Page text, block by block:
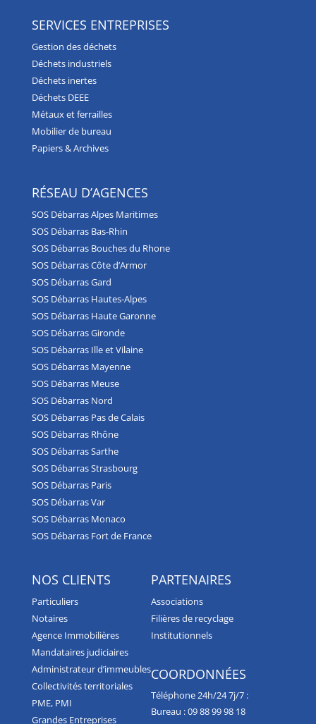
SERVICES ENTREPRISES
Gestion des déchets
Déchets industriels
Déchets inertes
Déchets DEEE
Métaux et ferrailles
Mobilier de bureau
Papiers & Archives
RÉSEAU D’AGENCES
SOS Débarras Alpes Maritimes
SOS Débarras Bas-Rhin
SOS Débarras Bouches du Rhone
SOS Débarras Côte d’Armor
SOS Débarras Gard
SOS Débarras Hautes-Alpes
SOS Débarras Haute Garonne
SOS Débarras Gironde
SOS Débarras Ille et Vilaine
SOS Débarras Mayenne
SOS Débarras Meuse
SOS Débarras Nord
SOS Débarras Pas de Calais
SOS Débarras Rhône
SOS Débarras Sarthe
SOS Débarras Strasbourg
SOS Débarras Paris
SOS Débarras Var
SOS Débarras Monaco
SOS Débarras Fort de France
NOS CLIENTS
Particuliers
Notaires
Agence Immobilières
Mandataires judiciaires
Administrateur d’immeubles
Collectivités territoriales
PME, PMI
Grandes Entreprises
PARTENAIRES
Associations
Filières de recyclage
Institutionnels
COORDONNÉES
Téléphone 24h/24 7j/7 :
Bureau :09 88 99 98 18